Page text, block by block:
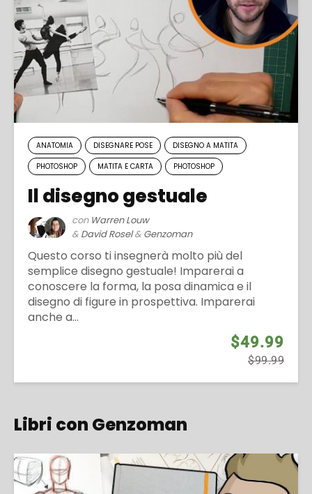
ANATOMIA DISEGNARE POSE
DISEGNO A MATITA
PHOTOSHOP
MATITA E CARTA PHOTOSHOP
Il disegno gestuale
con Warren Louw
& David Rosel& Genzoman
Questo corso ti insegnerà molto più del
semplice disegno gestuale! Imparerai a
conoscere la forma, la posa dinamica e il
disegno di figure in prospettiva. Imparerai
anche a...
$49.99
$99.99
Libri con Genzoman